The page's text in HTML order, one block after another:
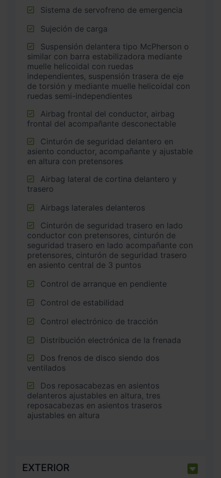
Sistema de servofreno de emergencia
Sujeción de carga
similar con barra estabilizadora mediante
muelle helicoidal con ruedas
independientes, suspensión trasera de eje
de torsión y mediante muelle helicoidal con
ruedas semi-independientes
frontal del acompañante desconectable
asiento conductor, acompañante y ajustable
en altura con pretensores
trasero
Airbags laterales delanteros
conductor con pretensores, cinturón de
seguridad trasero en lado acompañante con
pretensores, cinturón de seguridad trasero
en asiento central de 3 puntos
Control de arranque en pendiente
Control de estabilidad
Control electrónico de tracción
Distribución electrónica de la frenada
ventilados
delanteros ajustables en altura, tres
reposacabezas en asientos traseros
ajustables en altura
EXTERIOR